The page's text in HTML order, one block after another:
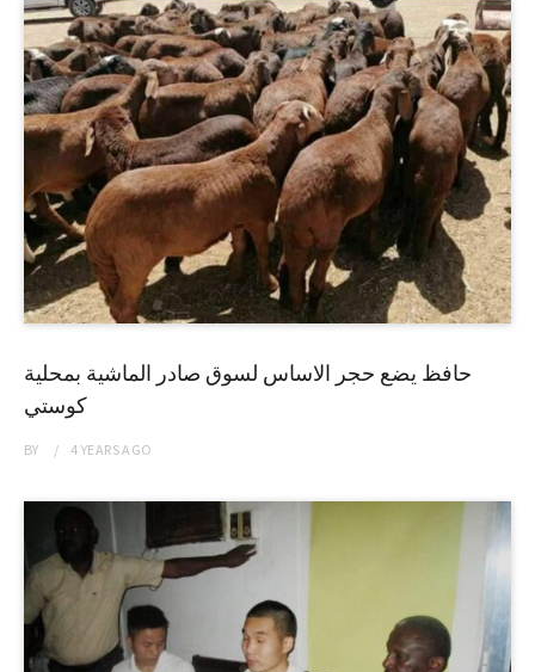
حافظ يضع حجر الاساس لسوق صادر الماشية بمحلية
كوستي
BY 4 YEARSAGO